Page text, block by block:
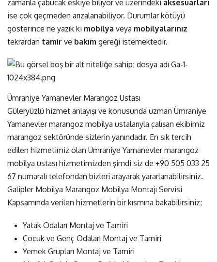
zamanla çabucak eskiye biliyor ve üzerindeki aksesuarları
ise çok geçmeden arızalanabiliyor. Durumlar kötüyü
gösterince ne yazık ki mobilya veya mobilyalarınız
tekrardan tamir ve bakım gereği istemektedir.
Ümraniye Yamanevler Marangoz Ustası
Güleryüzlü hizmet anlayışı ve konusunda uzman Ümraniye
Yamanevler marangoz mobilya ustalarıyla çalışan ekibimiz
marangoz sektöründe sizlerin yanındadır. En sık tercih
edilen hizmetimiz olan Ümraniye Yamanevler marangoz
mobilya ustası hizmetimizden şimdi siz de +90 505 033 25
67 numaralı telefondan bizleri arayarak yararlanabilirsiniz.
Galipler Mobilya Marangoz Mobilya Montajı Servisi
Kapsamında verilen hizmetlerin bir kısmına bakabilirsiniz;
Yatak Odaları Montaj ve Tamiri
Çocuk ve Genç Odaları Montaj ve Tamiri
Yemek Grupları Montaj ve Tamiri